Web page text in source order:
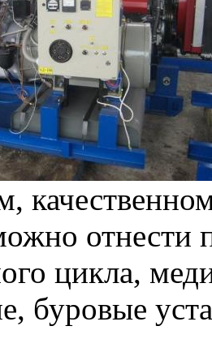
отнести
цикла,
буровые